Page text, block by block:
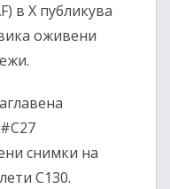
в X публикува
оживени
снимки на
C130.